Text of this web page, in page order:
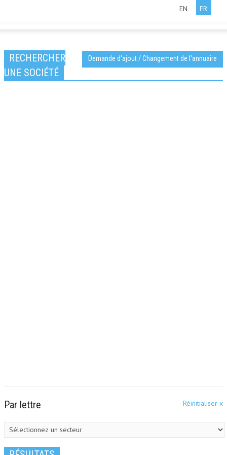
EN FR
Demande d'ajout / Changement de l'annuaire
RECHERCHER
UNE SOCIÉTÉ
Réinitialiser
Par lettre
Sélectionnez un secteur